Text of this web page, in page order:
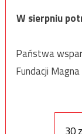
W sierpniu
Państwa
Fundacji